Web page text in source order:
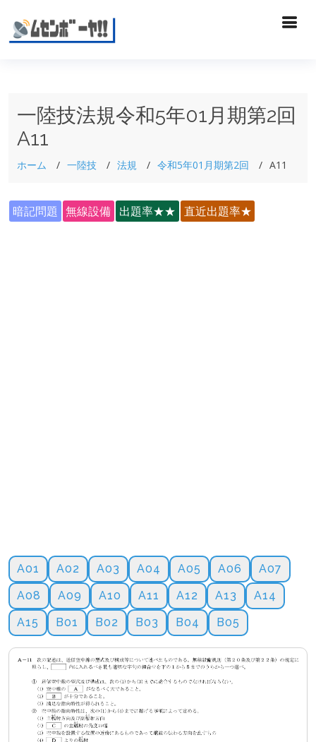
一陸技法規令和5年01月期第2回
A11
ホーム 一陸技 法規 令和5年01月期第2回 A11
暗記問題 無線設備 出題率★★ 直近出題率★
A01 A02 A03 A04 A05 A06
A07
A08
A09 A10 A11 A12 A13
A14
A15
B01 B02 B03 B04 B05